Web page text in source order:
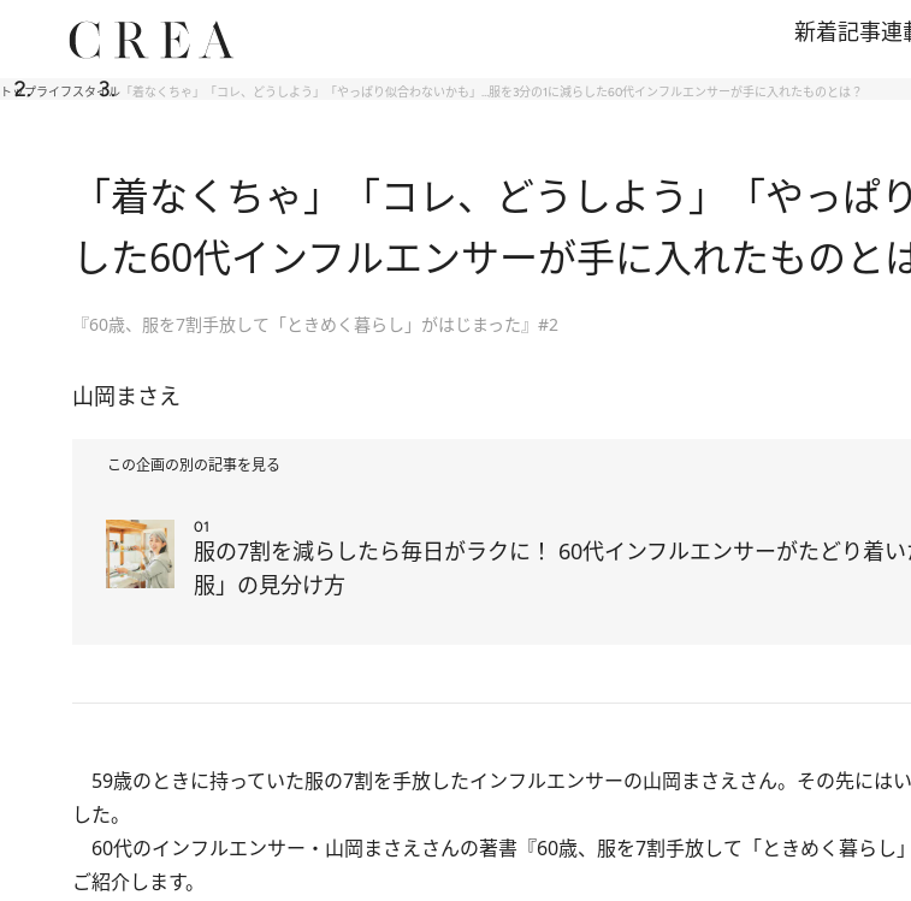
新着記事連
トップライフスタイル 「着なくちゃ」「コレ、どうしよう」「やっぱり似合わないかも」…服を3分の1に減らした60代インフルエンサーが手に入れたものとは？
「着なくちゃ」「コレ、どうしよう」「やっ
した60代インフルエンサーが手に入れたものと
『60歳、服を7割手放して「ときめく暮らし」がはじまった』#2
山岡まさえ
この企画の別の記事を見る
01
服の7割を減らしたら毎日がラクに！ 60代インフルエンサーがたどり着
服」の見分け方
59歳のときに持っていた服の7割を手放したインフルエンサーの山岡まさえさん。その先には
した。
60代のインフルエンサー・山岡まさえさんの著書 『60歳、服を7割手放して「ときめく暮らし
ご紹介します。